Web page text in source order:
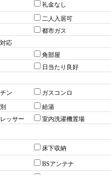
礼金なし
二人入居可
都市ガス
応
角部屋
日当たり良好
ン ガスコンロ
給湯
ッサー
室内洗濯機置場
床下収納
BSアンテナ